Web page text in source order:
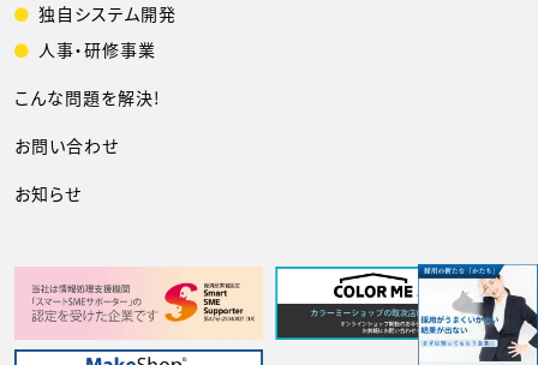
独自システム開発
人事・研修事業
こんな問題を解決!
お問い合わせ
お知らせ